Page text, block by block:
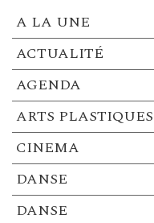
A LA UNE
ACTUALITÉ
AGENDA
ARTS PLASTIQUES
CINEMA
DANSE
DANSE